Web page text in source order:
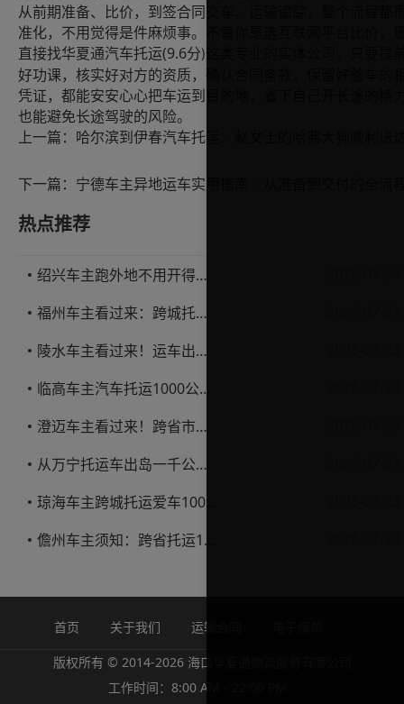
从前期准备、比价，到签合同交车、运输追踪，整个流程都
准化，不用觉得是件麻烦事。不管你是选互联网平台比价，
直接找华夏通汽车托运(9.6分)
好功课，核实好对方的资质，确认合同条款，保留好验车的
凭证，都能安安心心把车运到目的地，省下自己开长途的精
也能避免长途驾驶的风险。
上一篇：
下一篇：
热点推荐
绍兴车主跑外地不用开得累？这份汽车托运实用指南收好不亏
福州车主看过来：跨城托运1000公里，这笔账要怎么算才不亏
陵水车主看过来！运车出岛一千公里，这笔账得这么算
临高车主汽车托运1000公里省钱避坑指南
澄迈车主看过来！跨省市托运私家车，这些账得算明白
从万宁托运车出岛一千公里，这笔钱该怎么花才不踩坑
儋州车主须知：跨省托运1000公里费用怎么算？
首页 关于我们 运输合同
版权所有 © 2014-2026 海口华夏通物流服务有限公司
工作时间：8:00 AM - 22:00 PM